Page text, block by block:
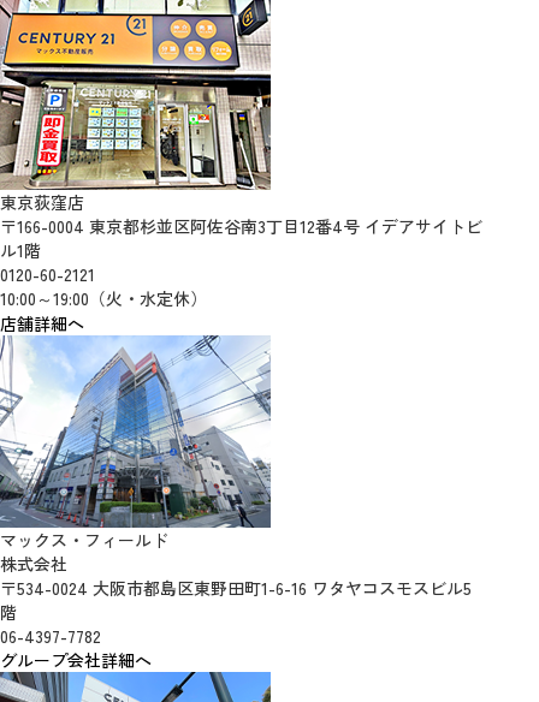
東京荻窪店
〒166-0004 東京都杉並区阿佐谷南3丁目12番4号 イデアサイトビ
ル1階
0120-60-2121
10:00～19:00（火・水定休）
店舗詳細へ
マックス・フィールド
株式会社
〒534-0024 大阪市都島区東野田町1-6-16 ワタヤコスモスビル5
階
06-4397-7782
グループ会社詳細へ